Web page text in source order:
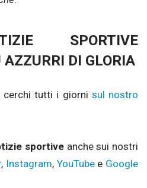
SPORTIVE
DI GLORIA
cerchi tutti i giorni sul nostro
sportiveanche sui nostri
, Instagram, YouTubee Google